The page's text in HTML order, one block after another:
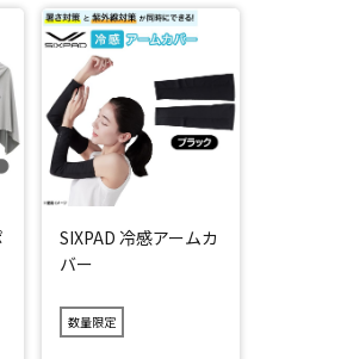
の熱を奪う「気化熱」の仕組みを利
りの素材を使用。
、「絞って」、「振るだけ」でひん
と感じても、振れば何度でもひんや
ん電源や電池不要です。
にも優れているので、冷感効果があ
づらく、さらさらとした質感を保ち
洗濯しても冷感機能が持続するのもう
SIXPAD 冷感アームカ
バー
数量限定